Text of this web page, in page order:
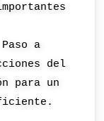
a
del
para un